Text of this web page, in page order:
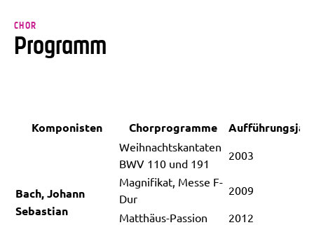
CHOR
Programm
Komponisten Chorprogramme
Bach, Johann
Sebastian
Weihnachtskantaten
BWV 110 und 191
2003
Magnifikat, Messe F-
Dur
2009
Matthäus-Passion
2012